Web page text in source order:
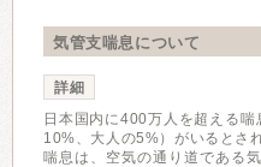
気管支喘息について
詳細
日本国内に400万人を超える
10%、大人の5%）がいるとさ
喘息は、空気の通り道である